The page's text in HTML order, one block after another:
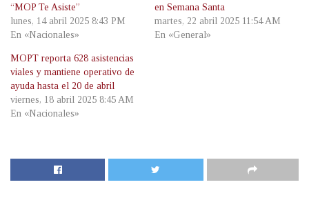
“MOP Te Asiste”
lunes, 14 abril 2025 8:43 PM
En «Nacionales»
en Semana Santa
martes, 22 abril 2025 11:54 AM
En «General»
MOPT reporta 628 asistencias
viales y mantiene operativo de
ayuda hasta el 20 de abril
viernes, 18 abril 2025 8:45 AM
En «Nacionales»